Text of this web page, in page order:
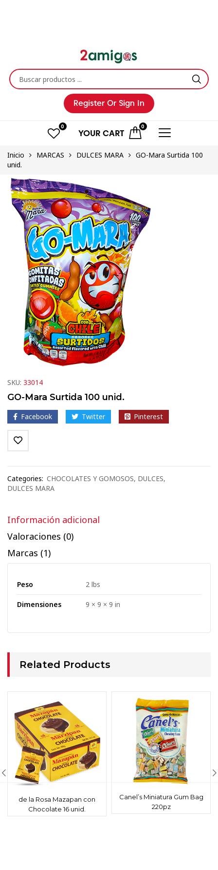
Register Or Sign In
0 0
YOUR CART
Inicio MARCAS DULCES MARA
GO-Mara Surtida 100
unid.
SKU: 33014
GO-Mara Surtida 100 unid.
Facebook Twitter Pinterest
Categories: CHOCOLATES Y GOMOSOS, DULCES,
DULCES MARA
Información adicional
Valoraciones (0)
Marcas (1)
Peso 2 lbs
Dimensiones 9 × 9 × 9 in
Related Products
de la Rosa Mazapan con
Chocolate 16 unid.
Canel’s Miniatura Gum Bag
220pz